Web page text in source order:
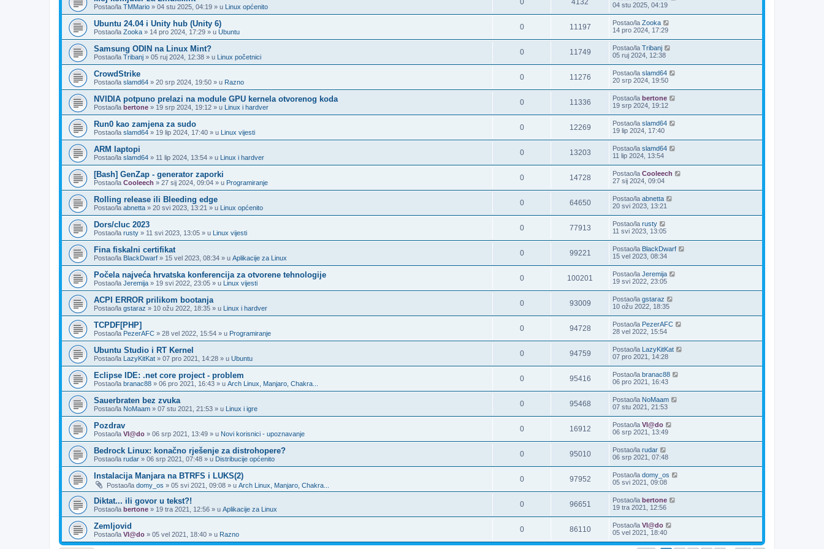
Postao/la TMMario » 04 stu 2025, 04:19 » u Linux općenito
0 4132
04 stu 2025, 04:19
Ubuntu 24.04 i Unity hub (Unity 6)
Postao/la Zooka » 14 pro 2024, 17:29 » u Ubuntu
0 11197 Postao/la Zooka
14 pro 2024, 17:29
Samsung ODIN na Linux Mint?
Postao/la Tribanj » 05 ruj 2024, 12:38 » u Linux početnici
0 11749 Postao/la Tribanj
05 ruj 2024, 12:38
CrowdStrike
Postao/la slamd64 » 20 srp 2024, 19:50 » u Razno
0 11276 Postao/la slamd64
20 srp 2024, 19:50
NVIDIA potpuno prelazi na module GPU kernela otvorenog koda
Postao/la bertone » 19 srp 2024, 19:12 » u Linux i hardver
0 11336 Postao/la bertone
19 srp 2024, 19:12
Run0 kao zamjena za sudo
Postao/la slamd64 » 19 lip 2024, 17:40 » u Linux vijesti
0 12269 Postao/la slamd64
19 lip 2024, 17:40
ARM laptopi
Postao/la slamd64 » 11 lip 2024, 13:54 » u Linux i hardver
0 13203 Postao/la slamd64
11 lip 2024, 13:54
[Bash] GenZap - generator zaporki
Postao/la Cooleech » 27 sij 2024, 09:04 » u Programiranje
0 14728 Postao/la Cooleech
27 sij 2024, 09:04
Rolling release ili Bleeding edge
Postao/la abnetta » 20 svi 2023, 13:21 » u Linux općenito
0 64650 Postao/la abnetta
20 svi 2023, 13:21
Dors/cluc 2023
Postao/la rusty » 11 svi 2023, 13:05 » u Linux vijesti
0 77913 Postao/la rusty
11 svi 2023, 13:05
Fina fiskalni certifikat
Postao/la BlackDwarf » 15 vel 2023, 08:34 » u Aplikacije za Linux
0 99221 Postao/la BlackDwarf
15 vel 2023, 08:34
Počela najveća hrvatska konferencija za otvorene tehnologije
Postao/la Jeremija » 19 svi 2022, 23:05 » u Linux vijesti
0 100201 Postao/la Jeremija
19 svi 2022, 23:05
ACPI ERROR prilikom bootanja
Postao/la gstaraz » 10 ožu 2022, 18:35 » u Linux i hardver
0 93009 Postao/la gstaraz
10 ožu 2022, 18:35
TCPDF[PHP]
Postao/la PezerAFC » 28 vel 2022, 15:54 » u Programiranje
0 94728 Postao/la PezerAFC
28 vel 2022, 15:54
Ubuntu Studio i RT Kernel
Postao/la LazyKitKat » 07 pro 2021, 14:28 » u Ubuntu
0 94759 Postao/la LazyKitKat
07 pro 2021, 14:28
Eclipse IDE: .net core project - problem
Postao/la branac88 » 06 pro 2021, 16:43 » u Arch Linux, Manjaro, Chakra...
0 95416 Postao/la branac88
06 pro 2021, 16:43
Sauerbraten bez zvuka
Postao/la NoMaam » 07 stu 2021, 21:53 » u Linux i igre
0 95468 Postao/la NoMaam
07 stu 2021, 21:53
Pozdrav
Postao/la Vl@do » 06 srp 2021, 13:49 » u Novi korisnici - upoznavanje
0 16912 Postao/la Vl@do
06 srp 2021, 13:49
Bedrock Linux: konačno rješenje za distrohopere?
Postao/la rudar » 06 srp 2021, 07:48 » u Distribucije općenito
0 95010 Postao/la rudar
06 srp 2021, 07:48
Instalacija Manjara na BTRFS i LUKS(2)
Postao/la domy_os » 05 svi 2021, 09:08 » u Arch Linux, Manjaro, Chakra...
0 97952 Postao/la domy_os
05 svi 2021, 09:08
Diktat... ili govor u tekst?!
Postao/la bertone » 19 tra 2021, 12:56 » u Aplikacije za Linux
0 96651 Postao/la bertone
19 tra 2021, 12:56
Zemljovid
Postao/la Vl@do » 05 vel 2021, 18:40 » u Razno
0 86110 Postao/la Vl@do
05 vel 2021, 18:40